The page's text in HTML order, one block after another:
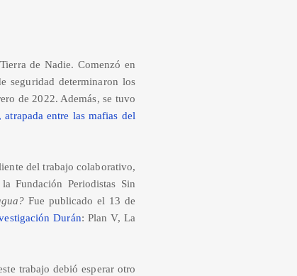
de Nadie. Comenzó en
seguridad determinaron los
de 2022. Además, se tuvo
atrapada entre las mafias del
del trabajo colaborativo,
Fundación Periodistas Sin
Fue publicado el 13 de
Durán: Plan V, La
trabajo debió esperar otro